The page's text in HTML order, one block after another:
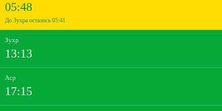
05:48
До Зухра осталось 05:41
Зухр
13:13
Аср
17:15